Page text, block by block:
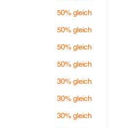
50% gleich
50% gleich
50% gleich
50% gleich
30% gleich
30% gleich
30% gleich